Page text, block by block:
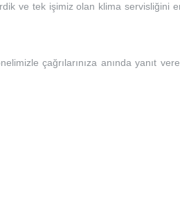
ve tek işimiz olan klima servisliğini
çağrılarınıza anında yanıt